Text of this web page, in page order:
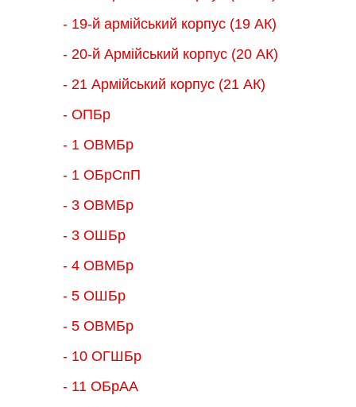
- 19-й армійський корпус (19 АК)
- 20-й Армійський корпус (20 АК)
- 21 Армійський корпус (21 АК)
- ОПБр
- 1 ОВМБр
- 1 ОБрСпП
- 3 ОВМБр
- 3 ОШБр
- 4 ОВМБр
- 5 ОШБр
- 5 ОВМБр
- 10 ОГШБр
- 11 ОБрАА